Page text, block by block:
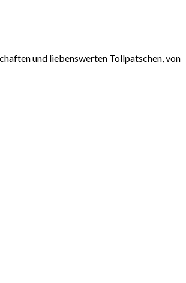
und liebenswerten Tollpatschen, von